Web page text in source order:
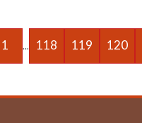
1 ... 118 119 120